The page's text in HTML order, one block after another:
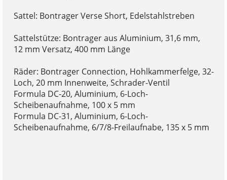
Sattel: Bontrager Verse Short, Edelstahlstreben
Sattelstütze: Bontrager aus Aluminium, 31,6 mm,
12 mm Versatz, 400 mm Länge
Räder: Bontrager Connection, Hohlkammerfelge, 32-
Loch, 20 mm Innenweite, Schrader-Ventil
Formula DC-20, Aluminium, 6-Loch-
Scheibenaufnahme, 100 x 5 mm
Formula DC-31, Aluminium, 6-Loch-
Scheibenaufnahme, 6/7/8-Freilaufnabe, 135 x 5 mm